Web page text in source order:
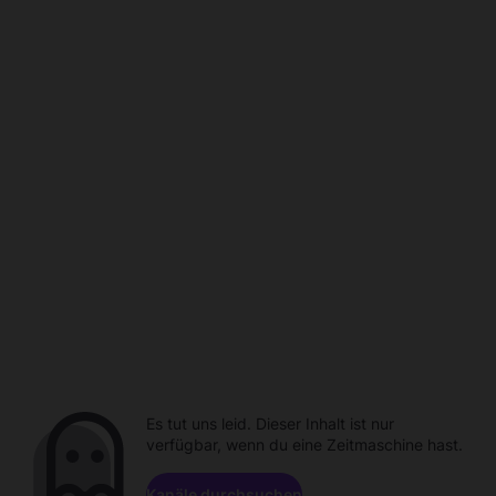
Es tut uns leid. Dieser Inhalt ist nur
verfügbar, wenn du eine Zeitmaschine hast.